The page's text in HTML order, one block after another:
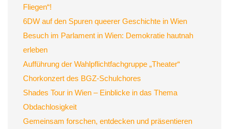
Fliegen“!
6DW auf den Spuren queerer Geschichte in Wien
Besuch im Parlament in Wien: Demokratie hautnah
erleben
Aufführung der Wahlpflichtfachgruppe „Theater“
Chorkonzert des BGZ-Schulchores
Shades Tour in Wien – Einblicke in das Thema
Obdachlosigkeit
Gemeinsam forschen, entdecken und präsentieren